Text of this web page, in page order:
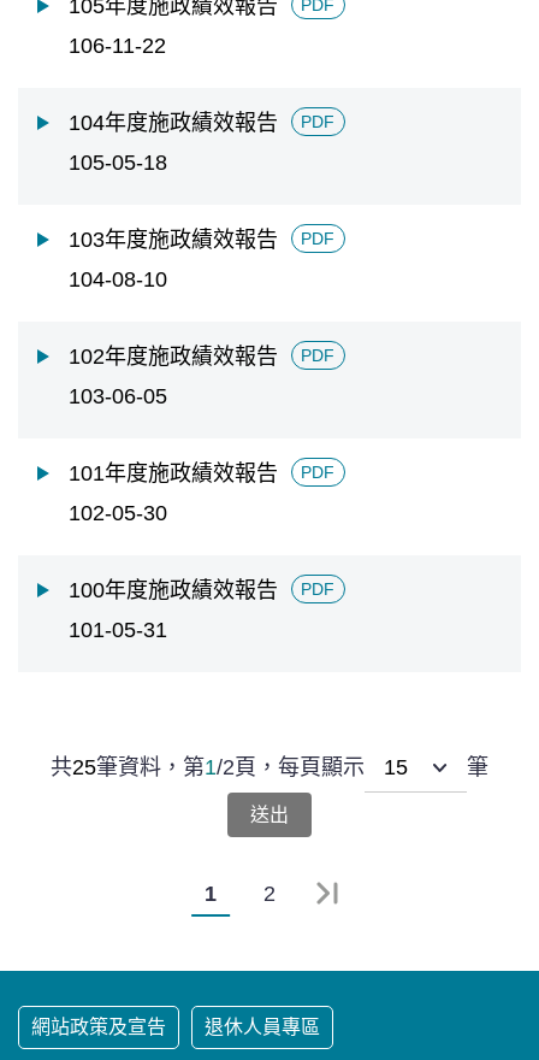
105年度施政績效報告 PDF
106-11-22
104年度施政績效報告 PDF
105-05-18
103年度施政績效報告 PDF
104-08-10
102年度施政績效報告 PDF
103-06-05
101年度施政績效報告 PDF
102-05-30
100年度施政績效報告 PDF
101-05-31
共25筆資料， 第1/2 頁，每頁顯示 筆
1 2 最末頁
網站政策及宣告 退休人員專區